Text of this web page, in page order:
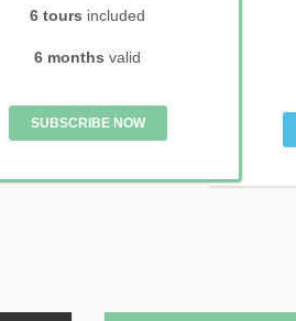
6 tours included
6 months valid
SUBSCRIBE NOW